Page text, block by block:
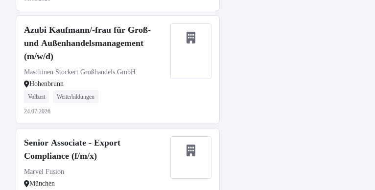
Azubi Kaufmann/-frau für Groß-
und Außenhandelsmanagement
(m/w/d)
Maschinen Stockert Großhandels GmbH
Hohenbrunn
Vollzeit Weiterbildungen
24.07.2026
Senior Associate - Export
Compliance (f/m/x)
Marvel Fusion
München